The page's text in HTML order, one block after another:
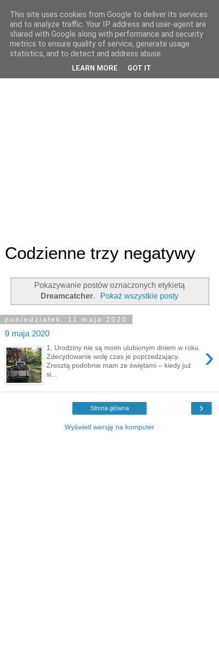
Codzienne trzy negatywy
Pokazywanie postów oznaczonych etykietą
Dreamcatcher. Pokaż wszystkie posty
poniedziałek, 11 maja 2020
9 maja 2020
›
1. Urodziny nie są moim ulubionym dniem w roku.
Zdecydowanie wolę czas je poprzedzający.
Zresztą podobnie mam ze świętami – kiedy już
si...
›
Strona główna
Wyświetl wersję na komputer
This site uses cookies from Google to deliver its services
and to analyze traffic. Your IP address and user-agent are
shared with Google along with performance and security
metrics to ensure quality of service, generate usage
statistics, and to detect and address abuse.
LEARN MORE GOT IT